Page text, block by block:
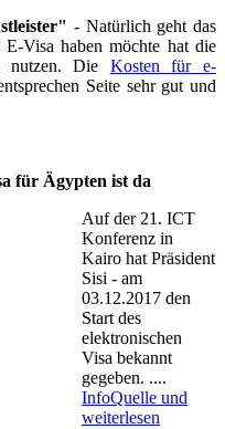
- Natürlich geht das
Visa haben möchte hat die
nutzen. Die Kosten für e-
Seite sehr gut und
für Ägypten ist da
Auf der 21. ICT
Konferenz in
Kairo hat Präsident
Sisi - am
03.12.2017 den
Start des
elektronischen
Visa bekannt
gegeben. ....
InfoQuelle und
weiterlesen